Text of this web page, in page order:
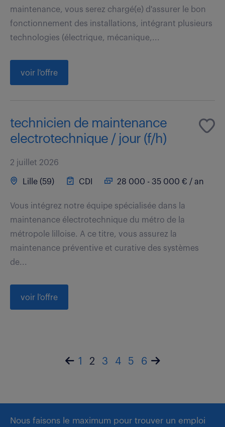
maintenance, vous serez chargé(e) d'assurer le bon
fonctionnement des installations, intégrant plusieurs
technologies (électrique, mécanique,...
voir l'offre
technicien de maintenance
electrotechnique / jour (f/h)
2 juillet 2026
Lille (59) CDI 28 000 - 35 000 € / an
Vous intégrez notre équipe spécialisée dans la
maintenance électrotechnique du métro de la
métropole lilloise. A ce titre, vous assurez la
maintenance préventive et curative des systèmes
de...
voir l'offre
1 2 3 4 5 6
Nous faisons le maximum pour trouver un emploi